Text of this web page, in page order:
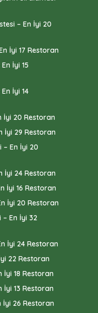
– En İyi 20
İyi 17 Restoran
İyi 15
İyi 14
İyi 20 Restoran
İyi 29 Restoran
– En İyi 20
İyi 24 Restoran
İyi 16 Restoran
İyi 20 Restoran
– En İyi 32
İyi 24 Restoran
22 Restoran
İyi 18 Restoran
İyi 13 Restoran
İyi 26 Restoran